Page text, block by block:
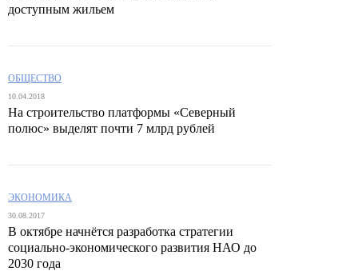
доступным жильем
ОБЩЕСТВО
10.04.2018
На строительство платформы «Северный
полюс» выделят почти 7 млрд рублей
ЭКОНОМИКА
30.08.2017
В октябре начнётся разработка стратегии
социально-экономического развития НАО до
2030 года